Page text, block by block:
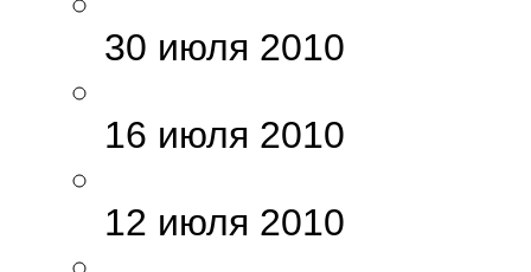
30 июля 2010
16 июля 2010
12 июля 2010